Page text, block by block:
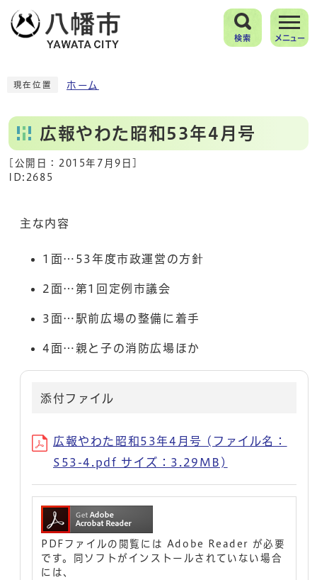
検索 メニュー
現在位置 ホーム
広報やわた昭和53年4月号
[公開日： 2015年7月9日
ID:2685
主な内容
1面…53年度市政運営の方針
2面…第1回定例市議会
3面…駅前広場の整備に着手
4面…親と子の消防広場ほか
添付ファイル
広報やわた昭和53年4月号 (ファイル名：
S53-4.pdf サイズ：3.29MB)
PDFファイルの閲覧には Adobe Reader が必要
です。同ソフトがインストールされていない場合
には、